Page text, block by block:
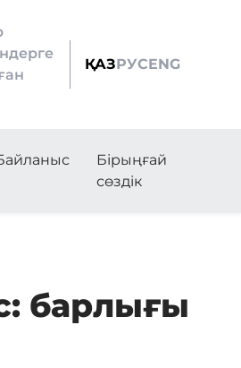
ҚАЗРУСENG
Бірыңғай
сөздік
барлығы